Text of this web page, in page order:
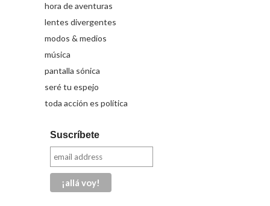
hora de aventuras
lentes divergentes
modos & medios
música
pantalla sónica
seré tu espejo
toda acción es política
Suscríbete